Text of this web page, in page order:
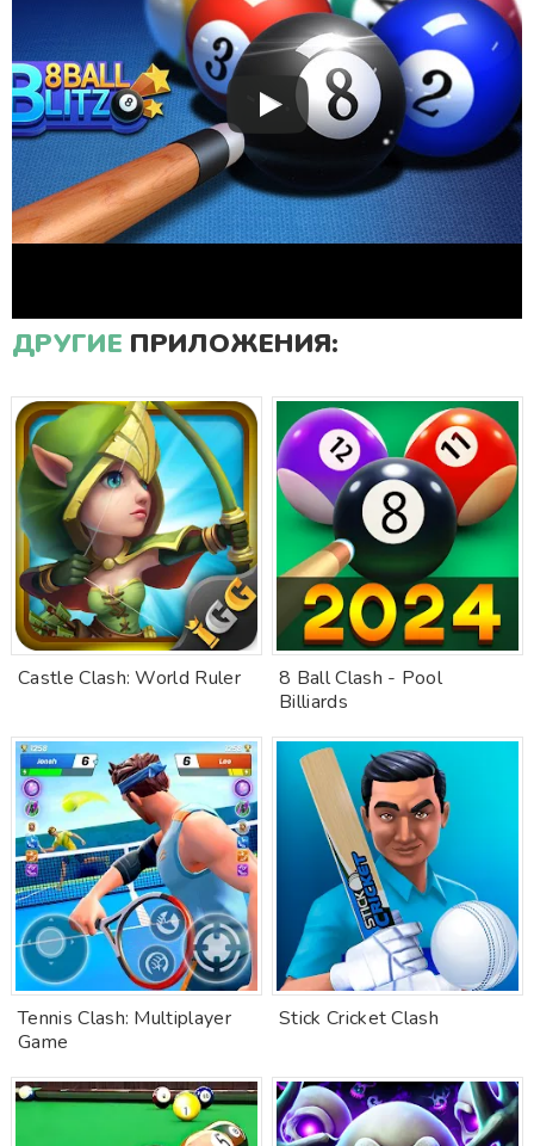
ДРУГИЕ ПРИЛОЖЕНИЯ:
Castle Clash: World Ruler
8 Ball Clash - Pool
Billiards
Tennis Clash: Multiplayer
Game
Stick Cricket Clash